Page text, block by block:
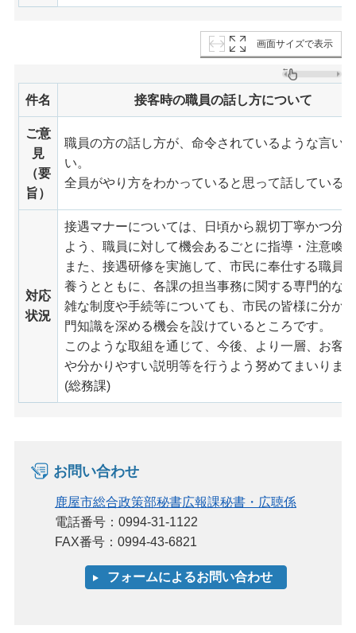
画面サイズで表示
件名 接客時の職員の話し方について
ご意
見
（要
旨）
職員の方の話し方が、命令されているような言い
い。
全員がやり方をわかっていると思って話している。
対応
状況
接遇マナーについては、日頃から親切丁寧かつ分
よう、職員に対して機会あるごとに指導・注意喚
また、接遇研修を実施して、市民に奉仕する職員
養うとともに、各課の担当事務に関する専門的な
雑な制度や手続等についても、市民の皆様に分か
門知識を深める機会を設けているところです。
このような取組を通じて、今後、より一層、お客
や分かりやすい説明等を行うよう努めてまいりま
(総務課)
お問い合わせ
鹿屋市総合政策部秘書広報課秘書・広聴係
電話番号：0994-31-1122
FAX番号：0994-43-6821